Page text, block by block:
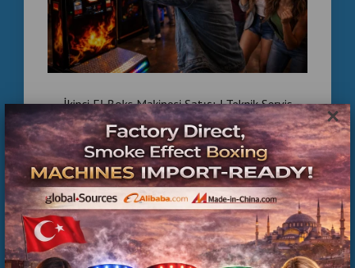
×
İkinci El Boks Makinesi Satışı | Teknik Servis
Kontrolünden Geçmiş Ticari Boks Makineleri